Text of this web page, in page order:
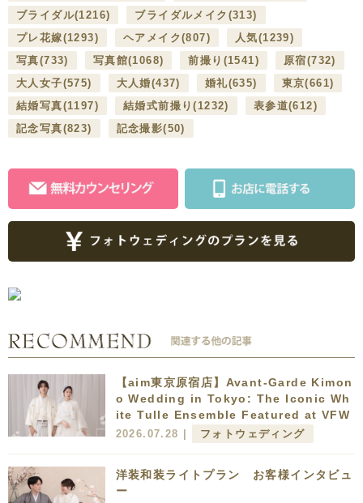
ブライダル(1216) ブライダルメイク (313)
プレ花嫁(1293) ヘアメイク(807) 人気(1239)
写真(733) 写真館(1068) 前撮り (1541) 原宿(732)
大人女子(575) 大人婚(437) 婚礼(635) 東京(661)
結婚写真(1197) 結婚式前撮り(1232) 表参道(612)
記念写真(823) 記念撮影(50)
【aim東京原宿店】Avant-Garde Kimon
o Wedding in Tokyo: The Iconic Wh
ite Tulle Ensemble Featured at VFW
2026.07.28 | フォトウェディング
洋装和装ライトプラン お客様インタビュ
ー